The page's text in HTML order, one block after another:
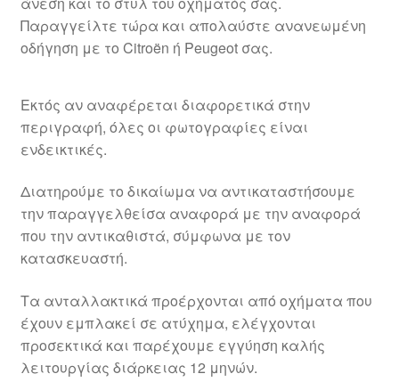
Παραγγείλτε τώρα και απολαύστε ανανεωμένη
οδήγηση με το Citroën ή Peugeot σας.
Εκτός αν αναφέρεται διαφορετικά στην
περιγραφή, όλες οι φωτογραφίες είναι
ενδεικτικές.
Διατηρούμε το δικαίωμα να αντικαταστήσουμε
την παραγγελθείσα αναφορά με την αναφορά
που την αντικαθιστά, σύμφωνα με τον
κατασκευαστή.
Τα ανταλλακτικά προέρχονται από οχήματα που
έχουν εμπλακεί σε ατύχημα, ελέγχονται
προσεκτικά και παρέχουμε εγγύηση καλής
λειτουργίας διάρκειας 12 μηνών.